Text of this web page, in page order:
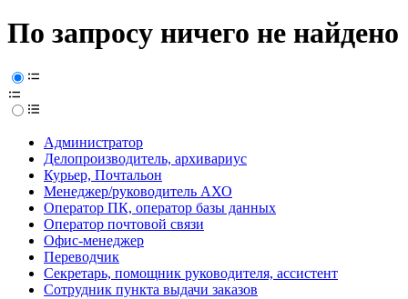
По запросу ничего не найдено
Администратор
Делопроизводитель, архивариус
Курьер, Почтальон
Менеджер/руководитель АХО
Оператор ПК, оператор базы данных
Оператор почтовой связи
Офис-менеджер
Переводчик
Секретарь, помощник руководителя, ассистент
Сотрудник пункта выдачи заказов